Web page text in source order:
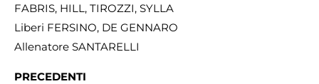
FABRIS, HILL, TIROZZI, SYLLA
Liberi FERSINO, DE GENNARO
Allenatore SANTARELLI
PRECEDENTI